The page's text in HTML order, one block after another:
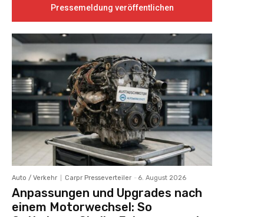
Pressemeldung veröffentlichen
Auto / Verkehr Carpr Presseverteiler - 6. August 2026
Anpassungen und Upgrades nach
einem Motorwechsel: So